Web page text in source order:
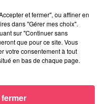
et fermer", ou affiner en
dans "Gérer mes choix".
sur "Continuer sans
que pour ce site. Vous
votre consentement à tout
en bas de chaque page.